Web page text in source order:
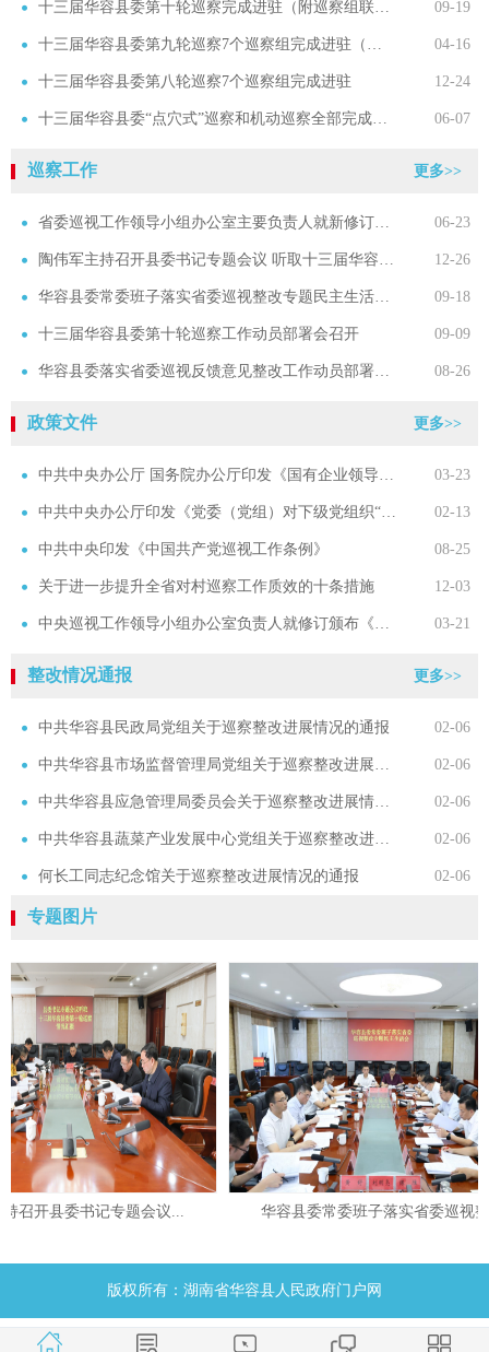
十三届华容县委第十轮巡察完成进驻（附巡察组联系方式） 09-19
十三届华容县委第九轮巡察7个巡察组完成进驻（附巡察组联系方式） 04-16
十三届华容县委第八轮巡察7个巡察组完成进驻 12-24
十三届华容县委“点穴式”巡察和机动巡察全部完成进驻，各巡察组联系方式公布 06-07
巡察工作 更多>>
省委巡视工作领导小组办公室主要负责人就新修订的《关于省直单位党组（党委）开展巡察工作的指导... 06-23
陶伟军主持召开县委书记专题会议 听取十三届华容县委第十轮巡察工作情况汇报 12-26
华容县委常委班子落实省委巡视整改专题民主生活会召开 09-18
十三届华容县委第十轮巡察工作动员部署会召开 09-09
华容县委落实省委巡视反馈意见整改工作动员部署会召开 08-26
政策文件 更多>>
中共中央办公厅 国务院办公厅印发《国有企业领导人员廉洁从业规定》 03-23
中共中央办公厅印发《党委（党组）对下级党组织“一把手”开展监督谈话工作办法》 02-13
中共中央印发《中国共产党巡视工作条例》 08-25
关于进一步提升全省对村巡察工作质效的十条措施 12-03
中央巡视工作领导小组办公室负责人就修订颁布《中国共产党巡视工作条例》答记者问 03-21
整改情况通报 更多>>
中共华容县民政局党组关于巡察整改进展情况的通报 02-06
中共华容县市场监督管理局党组关于巡察整改进展情况的通报 02-06
中共华容县应急管理局委员会关于巡察整改进展情况的通报 02-06
中共华容县蔬菜产业发展中心党组关于巡察整改进展情况的通报 02-06
何长工同志纪念馆关于巡察整改进展情况的通报 02-06
专题图片
开县委书记专题会议... 华容县委常委班子落实省委巡视整...
版权所有：湖南省华容县人民政府门户网